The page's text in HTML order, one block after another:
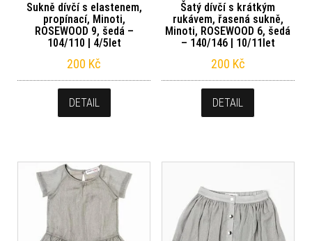
Sukně dívčí s elastenem,
propínací, Minoti,
ROSEWOOD 9, šedá –
104/110 | 4/5let
200 Kč
DETAIL
Šatý dívčí s krátkým
rukávem, řasená sukně,
Minoti, ROSEWOOD 6, šedá
– 140/146 | 10/11let
200 Kč
DETAIL